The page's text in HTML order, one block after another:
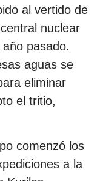
al vertido de
nuclear
pasado.
aguas se
eliminar
el tritio,
comenzó los
a la